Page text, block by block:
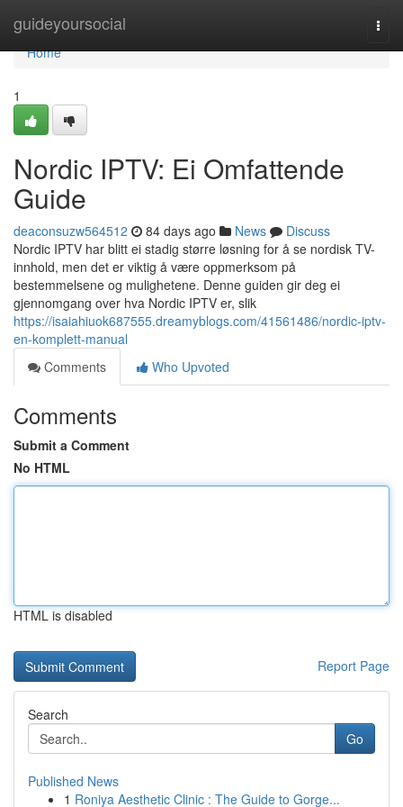
guideyoursocial
Home
Home
1
Nordic IPTV: Ei Omfattende
Guide
deaconsuzw564512 84 days ago News
Discuss
Nordic IPTV har blitt ei stadig større løsning for å se nordisk TV-
innhold, men det er viktig å være oppmerksom på
bestemmelsene og mulighetene. Denne guiden gir deg ei
gjennomgang over hva Nordic IPTV er, slik
https://isaiahiuok687555.dreamyblogs.com/41561486/nordic-iptv-
en-komplett-manual
Comments
Who Upvoted
Comments
Submit a Comment
No HTML
HTML is disabled
Report Page
Search
Go
Published News
1 Roniya Aesthetic Clinic : The Guide to Gorge...